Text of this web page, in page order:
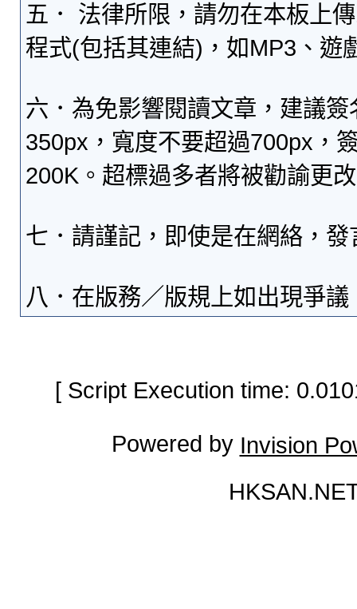
五． 法律所限，請勿在本板上
程式(包括其連結)，如MP3、遊
六．為免影響閱讀文章，建議
350px，寬度不要超過700px，
200K。超標過多者將被勸諭更
七．請謹記，即使是在網絡，
八．在版務／版規上如出現爭
[ Script Execution time:
Powered by Invision